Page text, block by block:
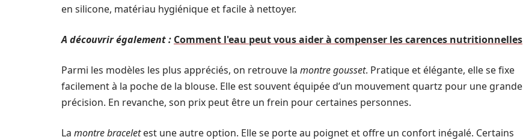
en silicone, matériau hygiénique et facile à nettoyer.
A découvrir également : Comment l'eau peut vous aider à compenser les carences nutritionnelles
Parmi les modèles les plus appréciés, on retrouve la montre gousset. Pratique et élégante, elle se fixe
facilement à la poche de la blouse. Elle est souvent équipée d’un mouvement quartz pour une grande
précision. En revanche, son prix peut être un frein pour certaines personnes.
La montre braceletest une autre option. Elle se porte au poignet et offre un confort inégalé. Certains